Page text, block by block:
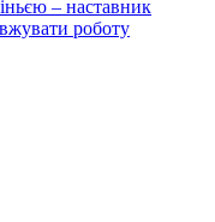
– наставник
роботу